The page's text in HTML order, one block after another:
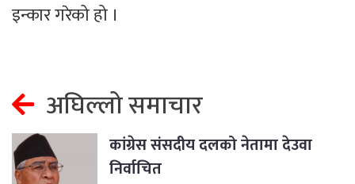
इन्कार गरेको हो ।
अघिल्लो समाचार
कांग्रेस संसदीय दलको नेतामा देउवा
निर्वाचित